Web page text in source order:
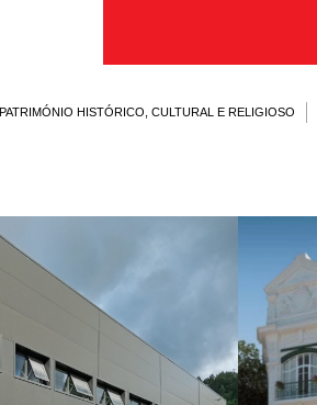
PATRIMÓNIO HISTÓRICO, CULTURAL E RELIGIOSO